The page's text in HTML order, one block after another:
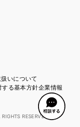
いについて
する基本方針企業情報
RESERVED.